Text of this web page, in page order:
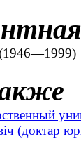
(доктар